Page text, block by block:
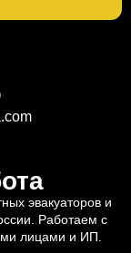
эвакуаторов и
Работаем с
лицами и ИП.